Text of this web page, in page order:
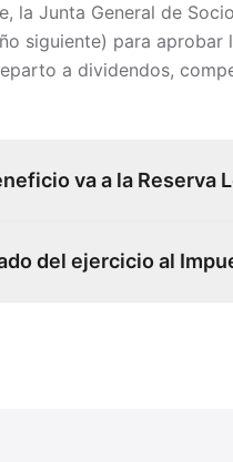
la Junta General de
siguiente) para aprobar
a dividendos,
va a la Reserva
del ejercicio al